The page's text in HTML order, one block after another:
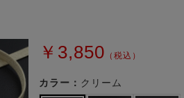
￥3,850 （税込）
カラー： クリーム